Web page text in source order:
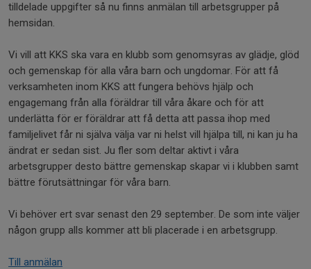
tilldelade uppgifter så nu finns anmälan till arbetsgrupper på
hemsidan.
Vi vill att KKS ska vara en klubb som genomsyras av glädje, glöd
och gemenskap för alla våra barn och ungdomar. För att få
verksamheten inom KKS att fungera behövs hjälp och
engagemang från alla föräldrar till våra åkare och för att
underlätta för er föräldrar att få detta att passa ihop med
familjelivet får ni själva välja var ni helst vill hjälpa till, ni kan ju ha
ändrat er sedan sist. Ju fler som deltar aktivt i våra
arbetsgrupper desto bättre gemenskap skapar vi i klubben samt
bättre förutsättningar för våra barn.
Vi behöver ert svar senast den 29 september. De som inte väljer
någon grupp alls kommer att bli placerade i en arbetsgrupp.
Till anmälan